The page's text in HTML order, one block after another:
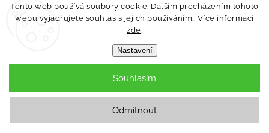
Tento web používá soubory cookie. Dalším procházením tohoto
webu vyjadřujete souhlas s jejich používáním.. Více informací
zde.
Nastavení
Odmítnout
Souhlasím